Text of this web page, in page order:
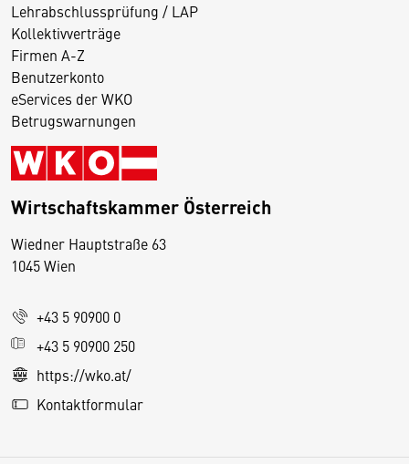
Lehrabschlussprüfung / LAP
Kollektivverträge
Firmen A-Z
Benutzerkonto
eServices der WKO
Betrugswarnungen
Wirtschaftskammer Österreich
Wiedner Hauptstraße 63
1045 Wien
+43 5 90900 0
+43 5 90900 250
https://wko.at/
Kontaktformular
D
s
e
S
e